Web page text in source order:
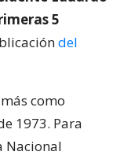
5
del
como
1973. Para
Nacional